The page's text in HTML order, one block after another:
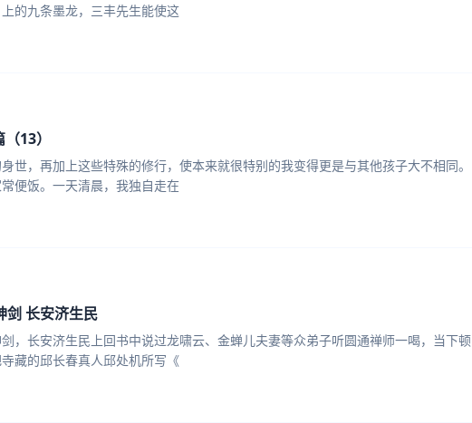
的九条墨龙，三丰先生能使这
13）
世，再加上这些特殊的修行，使本来就很特别的我变得更是与其他孩子大不相同。
便饭。一天清晨，我独自走在
剑 长安济生民
，长安济生民上回书中说过龙啸云、金蝉儿夫妻等众弟子听圆通禅师一喝，当下顿
藏的邱长春真人邱处机所写《